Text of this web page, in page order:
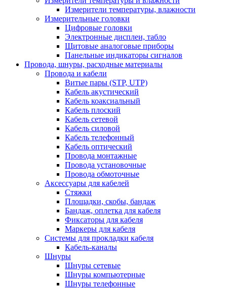
Измерители температуры, влажности
Измерительные головки
Цифровые головки
Электронные дисплеи, табло
Щитовые аналоговые приборы
Панельные индикаторы сигналов
Провода, шнуры, расходные материалы
Провода и кабели
Витые пары (STP, UTP)
Кабель акустический
Кабель коаксиальный
Кабель плоский
Кабель сетевой
Кабель силовой
Кабель телефонный
Кабель оптический
Провода монтажные
Провода установочные
Провода обмоточные
Аксессуары для кабелей
Стяжки
Площадки, скобы, бандаж
Бандаж, оплетка для кабеля
Фиксаторы для кабеля
Маркеры для кабеля
Системы для прокладки кабеля
Кабель-каналы
Шнуры
Шнуры сетевые
Шнуры компьютерные
Шнуры телефонные